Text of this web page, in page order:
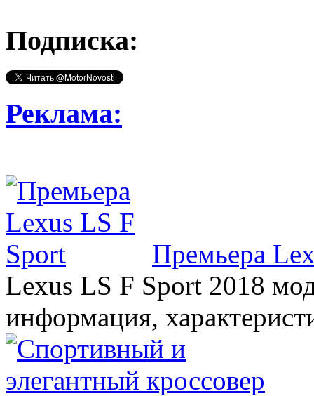
Подписка:
Реклама:
Премьера
Lexus LS F Sport 2018
информация,